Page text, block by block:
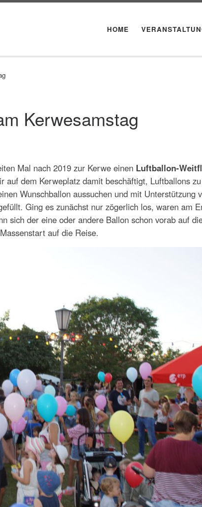
HOME
Kerwesamstag
Mal nach 2019 zur Kerwe einen Luftballon-
auf dem Kerweplatz damit beschäftigt, Luftballons
Wunschballon aussuchen und mit Unterstützung
Ging es zunächst nur zögerlich los, waren am
sich der eine oder andere Ballon schon vorab auf
auf die Reise.